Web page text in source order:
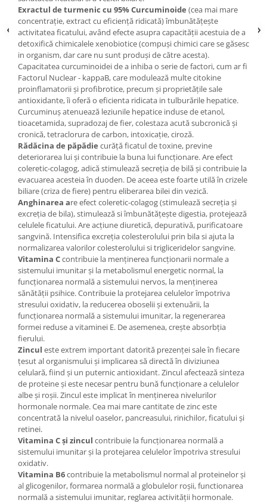
Exractul de turmenic cu 95% Curcuminoide (cea mai mare
concentrație, extract cu eficiență ridicată)îmbunătățește
activitatea ficatului, având efecte asupra capacității acestuia de a
detoxifică chimicalele xenobiotice (compuși chimici care se găsesc
in organism, dar care nu sunt produși de către acesta).
Capacitatea curcuminoidei de a inhiba o serie de factori, cum ar fi
Factorul Nuclear - kappaB, care modulează multe citokine
proinflamatorii și profibrotice, precum și proprietățile sale
antioxidante, îi oferă o eficienta ridicata in tulburările hepatice.
Curcuminuș atenuează leziunile hepatice induse de etanol,
tioacetamida, supradozaj de fier, colestaza acută subcronică și
cronică, tetraclorura de carbon, intoxicație, ciroză.
Rădăcina de păpădie curăță ficatul de toxine, previne
deteriorarea lui și contribuie la buna lui funcționare. Are efect
coleretic-colagog, adică stimulează secreția de bilă și contribuie la
evacuarea acesteia în duoden. De aceea este foarte utilă în crizele
biliare (criza de fiere) pentru eliberarea bilei din vezică.
Anghinarea are efect coleretic-colagog (stimulează secreția și
excreția de bila), stimulează si îmbunătățește digestia, protejează
celulele ficatului. Are acțiune diuretică, depurativă, purificatoare
sangvină. Intensifica excreția colesterolului prin bila si ajuta la
normalizarea valorilor colesterolului si trigliceridelor sangvine.
Vitamina Ccontribuie la menținerea funcționarii normale a
sistemului imunitar și la metabolismul energetic normal, la
funcționarea normală a sistemului nervos, la menținerea
sănătății psihice. Contribuie la protejarea celulelor împotriva
stresului oxidativ, la reducerea oboselii și extenuării, la
funcționarea normală a sistemului imunitar, la regenerarea
formei reduse a vitaminei E. De asemenea, crește absorbția
fierului.
Zincul este extrem important datorită prezenței sale în fiecare
țesut al organismului și implicarea să directă în diviziunea
celulară, fiind și un puternic antioxidant. Zincul afectează sinteza
de proteine și este necesar pentru bună funcționare a celulelor
albe și roșii. Zincul este implicat în menținerea nivelurilor
hormonale normale. Cea mai mare cantitate de zinc este
concentrată la nivelul oaselor, pancreasului, rinichilor, ficatului și
retinei.
Vitamina C și zincul contribuie la funcționarea normală a
sistemului imunitar și la protejarea celulelor împotriva stresului
oxidativ.
Vitamina B6contribuie la metabolismul normal al proteinelor și
al glicogenilor, formarea normală a globulelor roșii, functionarea
normală a sistemului imunitar, reglarea activității hormonale.